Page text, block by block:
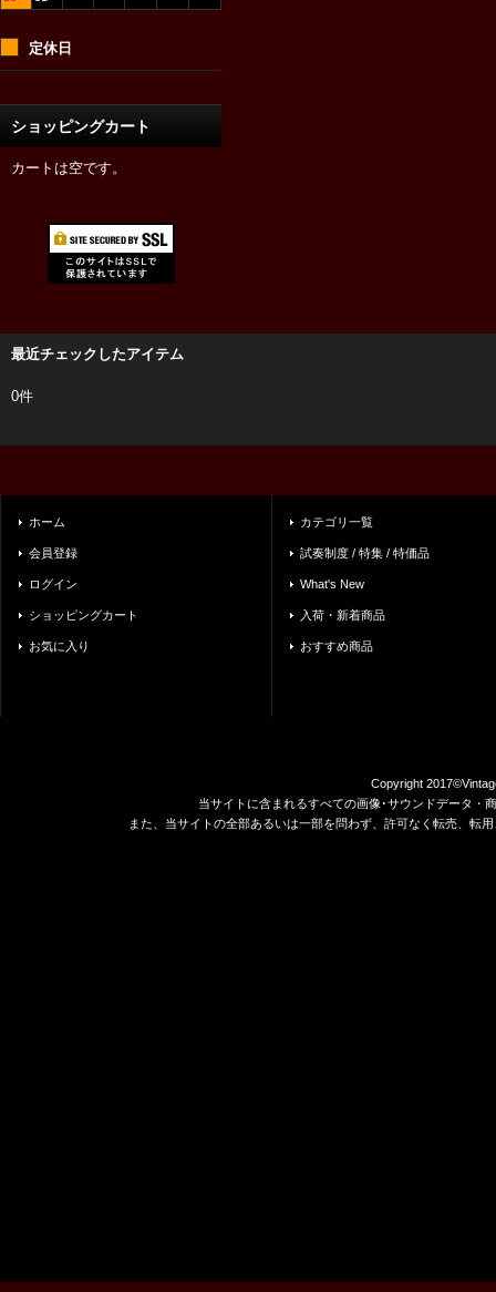
定休日
ショッピングカート
カートは空です。
最近チェックしたアイテム
0件
ホーム
会員登録
ログイン
ショッピングカート
お気に入り
カテゴリ一覧
試奏制度 / 特集 / 特価品
What's New
入荷・新着商品
おすすめ商品
Copyright
当サイトに含まれるすべての画像･サウンドデータ・
また、当サイトの全部あるいは一部を問わず、許可なく転売、転